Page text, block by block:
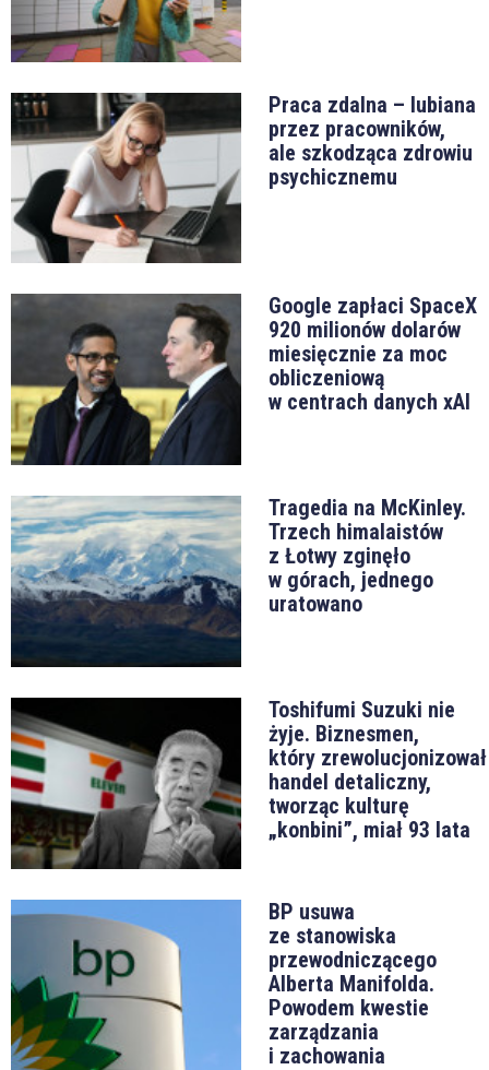
Praca zdalna – lubiana
przez pracowników,
ale szkodząca zdrowiu
psychicznemu
Google zapłaci SpaceX
920 milionów dolarów
miesięcznie za moc
obliczeniową
w centrach danych xAI
Tragedia na McKinley.
Trzech himalaistów
z Łotwy zginęło
w górach, jednego
uratowano
Toshifumi Suzuki nie
żyje. Biznesmen,
który zrewolucjonizował
handel detaliczny,
tworząc kulturę
„konbini”, miał 93 lata
BP usuwa
ze stanowiska
przewodniczącego
Alberta Manifolda.
Powodem kwestie
zarządzania
i zachowania